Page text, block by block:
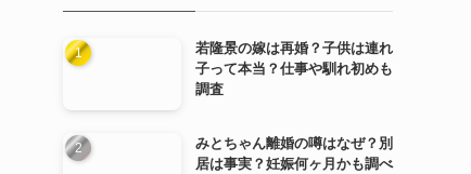
若隆景の嫁は再婚？子供は連れ
子って本当？仕事や馴れ初めも
調査
みとちゃん離婚の噂はなぜ？別
居は事実？妊娠何ヶ月かも調べ